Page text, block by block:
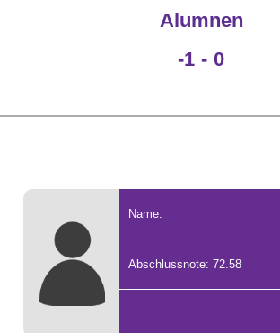
Alumnen
-1 - 0
Name:
Abschlussnote: 72.58